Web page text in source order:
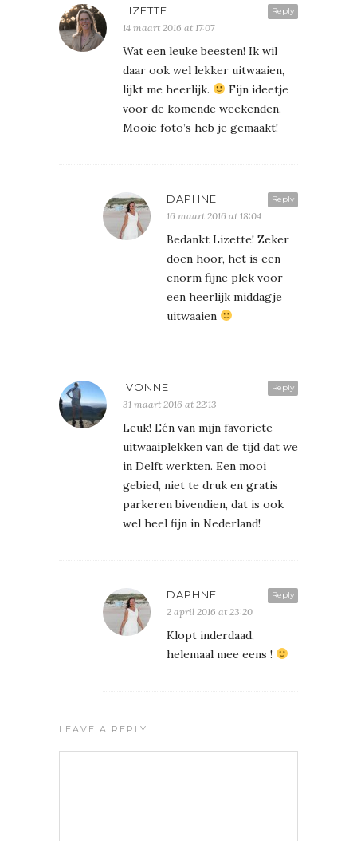
Reply
LIZETTE
14 maart 2016 at 17:07
Wat een leuke beesten! Ik wil
daar ook wel lekker uitwaaien,
lijkt me heerlijk.
Fijn ideetje
voor de komende weekenden.
Mooie foto’s heb je gemaakt!
Reply
DAPHNE
16 maart 2016 at 18:04
Bedankt Lizette! Zeker
doen hoor, het is een
enorm fijne plek voor
een heerlijk middagje
uitwaaien
Reply
IVONNE
31 maart 2016 at 22:13
Leuk! Eén van mijn favoriete
uitwaaiplekken van de tijd dat we
in Delft werkten. Een mooi
gebied, niet te druk en gratis
parkeren bivendien, dat is ook
wel heel fijn in Nederland!
Reply
DAPHNE
2 april 2016 at 23:20
Klopt inderdaad,
helemaal mee eens !
LEAVE A REPLY